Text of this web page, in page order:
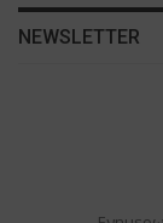
NEWSLETTER